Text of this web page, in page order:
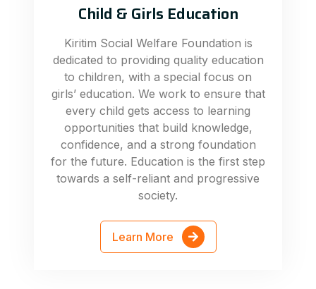
Child & Girls Education
Kiritim Social Welfare Foundation is
dedicated to providing quality education
to children, with a special focus on
girls’ education. We work to ensure that
every child gets access to learning
opportunities that build knowledge,
confidence, and a strong foundation
for the future. Education is the first step
towards a self-reliant and progressive
society.
Learn More